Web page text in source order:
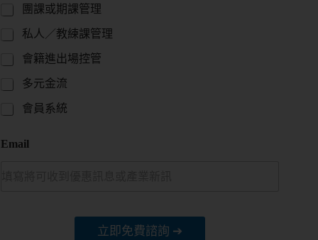
團課或期課管理
私人／教練課管理
會籍進出場控管
多元金流
會員系統
Email
立即免費諮詢 ➔